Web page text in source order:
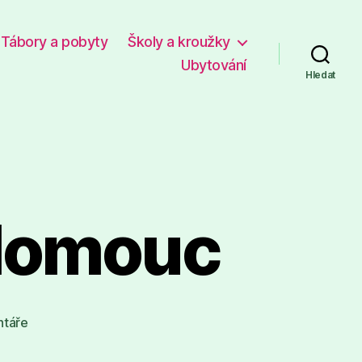
Tábory a pobyty
Školy a kroužky
Ubytování
Hledat
u